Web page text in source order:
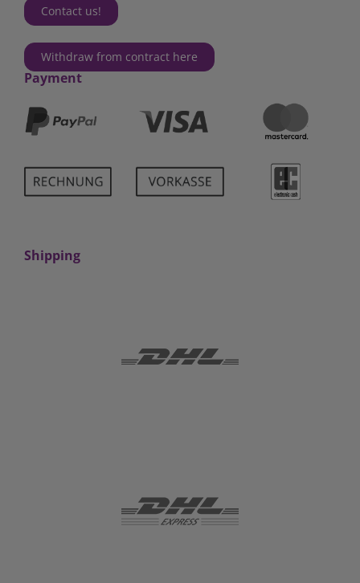
Contact us!
Withdraw from contract here
Payment
Shipping